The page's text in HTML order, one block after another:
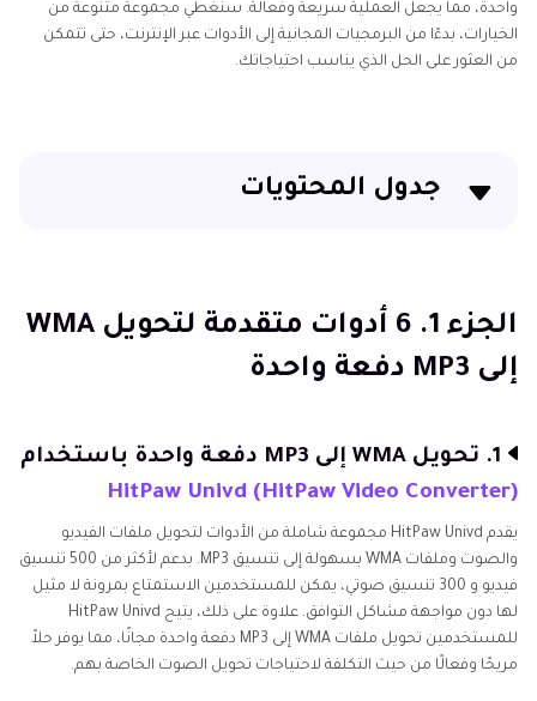
واحدة، مما يجعل العملية سريعة وفعالة. سنغطي مجموعة متنوعة من
الخيارات، بدءًا من البرمجيات المجانية إلى الأدوات عبر الإنترنت، حتى تتمكن
من العثور على الحل الذي يناسب احتياجاتك.
جدول المحتويات
2. محول WMA إلى MP3 دفعة واحدة باستخدام Movavi
(ويندوز، ماك)
الخُلاصَة
الجزء 1. 6 أدوات متقدمة لتحويل WMA
إلى MP3 دفعة واحدة
1. تحويل WMA إلى MP3 دفعة واحدة باستخدام
HitPaw Univd (HitPaw Video Converter)
يقدم HitPaw Univd مجموعة شاملة من الأدوات لتحويل ملفات الفيديو
والصوت وملفات WMA بسهولة إلى تنسيق MP3. بدعم لأكثر من 500 تنسيق
فيديو و 300 تنسيق صوتي، يمكن للمستخدمين الاستمتاع بمرونة لا مثيل
لها دون مواجهة مشاكل التوافق. علاوة على ذلك، يتيح HitPaw Univd
للمستخدمين تحويل ملفات WMA إلى MP3 دفعة واحدة مجانًا، مما يوفر حلاً
مريحًا وفعالًا من حيث التكلفة لاحتياجات تحويل الصوت الخاصة بهم.